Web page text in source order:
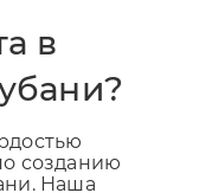
в
созданию
Наша